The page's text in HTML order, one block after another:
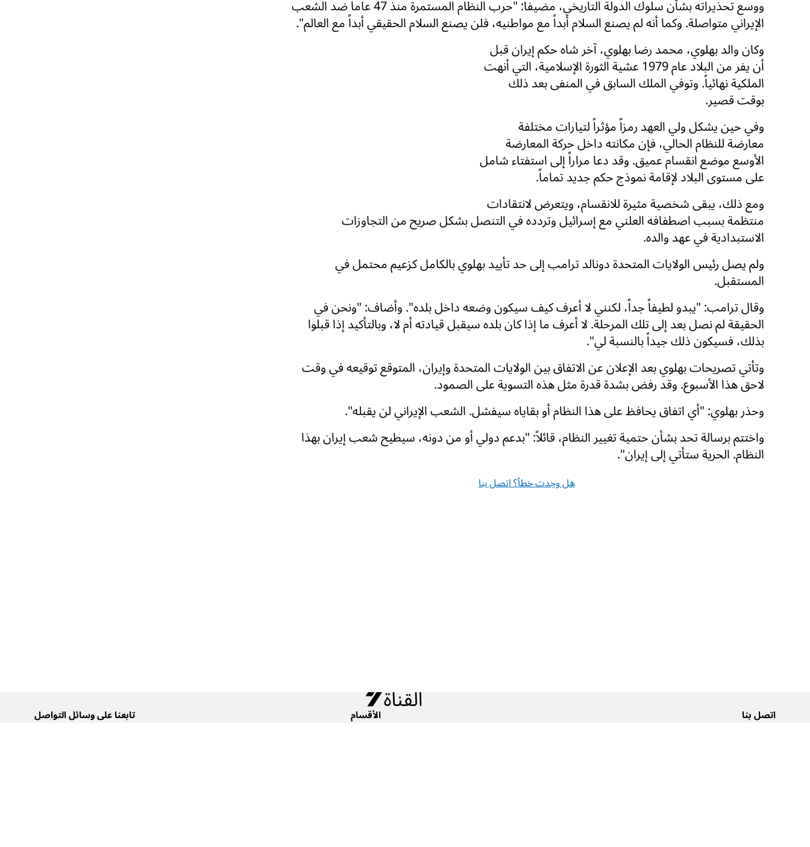
ووسع تحذيراته بشأن سلوك الدولة التاريخي، مضيفاً: "حرب النظام المستمرة منذ 47 عاماً ضد الشعب
الإيراني متواصلة. وكما أنه لم يصنع السلام أبداً مع مواطنيه، فلن يصنع السلام الحقيقي أبداً مع العالم".
وكان والد بهلوي، محمد رضا بهلوي، آخر شاه حكم إيران قبل
أن يفر من البلاد عام 1979 عشية الثورة الإسلامية، التي أنهت
الملكية نهائياً. وتوفي الملك السابق في المنفى بعد ذلك
بوقت قصير.
وفي حين يشكل ولي العهد رمزاً مؤثراً لتيارات مختلفة
معارضة للنظام الحالي، فإن مكانته داخل حركة المعارضة
الأوسع موضع انقسام عميق. وقد دعا مراراً إلى استفتاء شامل
على مستوى البلاد لإقامة نموذج حكم جديد تماماً.
ومع ذلك، يبقى شخصية مثيرة للانقسام، ويتعرض لانتقادات
منتظمة بسبب اصطفافه العلني مع إسرائيل وتردده في التنصل بشكل صريح من التجاوزات
الاستبدادية في عهد والده.
ولم يصل رئيس الولايات المتحدة دونالد ترامب إلى حد تأييد بهلوي بالكامل كزعيم محتمل في
المستقبل.
وقال ترامب: "يبدو لطيفاً جداً، لكنني لا أعرف كيف سيكون وضعه داخل بلده". وأضاف: "ونحن في
الحقيقة لم نصل بعد إلى تلك المرحلة. لا أعرف ما إذا كان بلده سيقبل قيادته أم لا، وبالتأكيد إذا قبلوا
بذلك، فسيكون ذلك جيداً بالنسبة لي".
وتأتي تصريحات بهلوي بعد الإعلان عن الاتفاق بين الولايات المتحدة وإيران، المتوقع توقيعه في وقت
لاحق هذا الأسبوع. وقد رفض بشدة قدرة مثل هذه التسوية على الصمود.
وحذر بهلوي: "أي اتفاق يحافظ على هذا النظام أو بقاياه سيفشل. الشعب الإيراني لن يقبله".
واختتم برسالة تحد بشأن حتمية تغيير النظام، قائلاً: "بدعم دولي أو من دونه، سيطيح شعب إيران بهذا
النظام. الحرية ستأتي إلى إيران".
هل وجدت خطأ؟ اتصل بنا
اتصل بنا
الأقسام
تابعنا على وسائل التواصل